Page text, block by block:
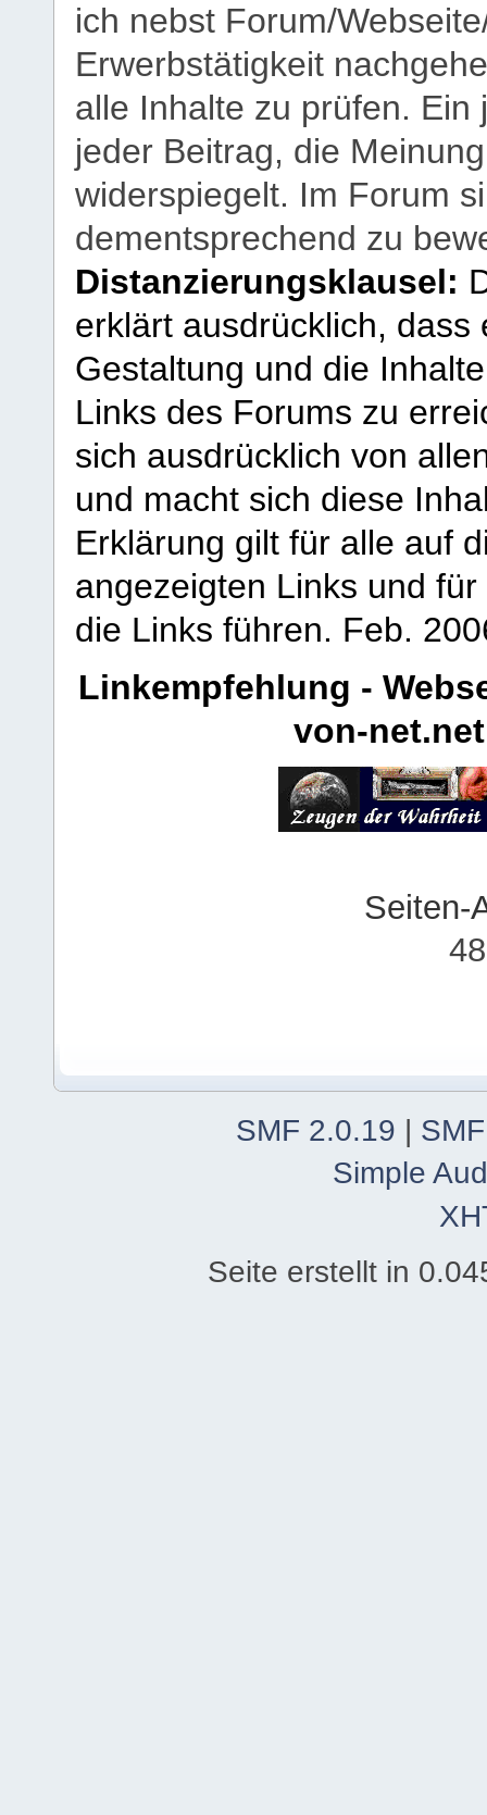
ich nebst Forum/
Erwerbstätigkeit
alle Inhalte zu prüfen.
jeder Beitrag, die
widerspiegelt. Im Forum
dementsprechend zu
Distanzierungsklausel:
erklärt ausdrücklich,
Gestaltung und die
Links des Forums zu
sich ausdrücklich von
und macht sich diese
Erklärung gilt für alle auf
angezeigten Links und
die Links führen. Feb.
Linkempfehlung -
von-net.net
Seiten-
SMF 2.0.19
Simple
Seite erstellt in